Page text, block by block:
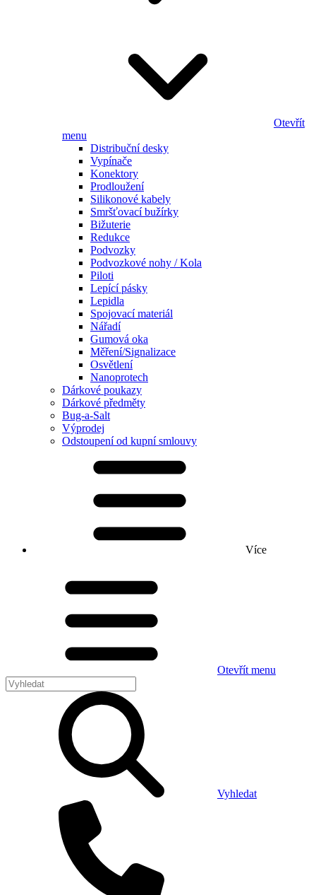
Otevřít
menu
Distribuční desky
Vypínače
Konektory
Prodloužení
Silikonové kabely
Smršťovací bužírky
Bižuterie
Redukce
Podvozky
Podvozkové nohy / Kola
Piloti
Lepící pásky
Lepidla
Spojovací materiál
Nářadí
Gumová oka
Měření/Signalizace
Osvětlení
Nanoprotech
Dárkové poukazy
Dárkové předměty
Bug-a-Salt
Výprodej
Odstoupení od kupní smlouvy
Více
Otevřít menu
Vyhledat